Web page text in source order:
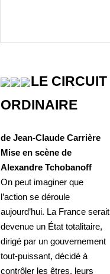
LE CIRCUIT
ORDINAIRE
de Jean-Claude Carrière
Mise en scène de
Alexandre Tchobanoff
On peut imaginer que
l’action se déroule
aujourd’hui. La France serait
devenue un État totalitaire,
dirigé par un gouvernement
tout-puissant, décidé à
contrôler les êtres, leurs